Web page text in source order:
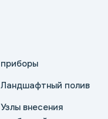
приборы
Ландшафтный полив
Узлы внесения